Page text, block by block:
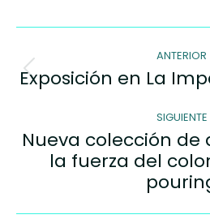
de
entradas
ANTERIOR
Exposición en La
SIGUIENTE
Nueva colección
la fuerza del